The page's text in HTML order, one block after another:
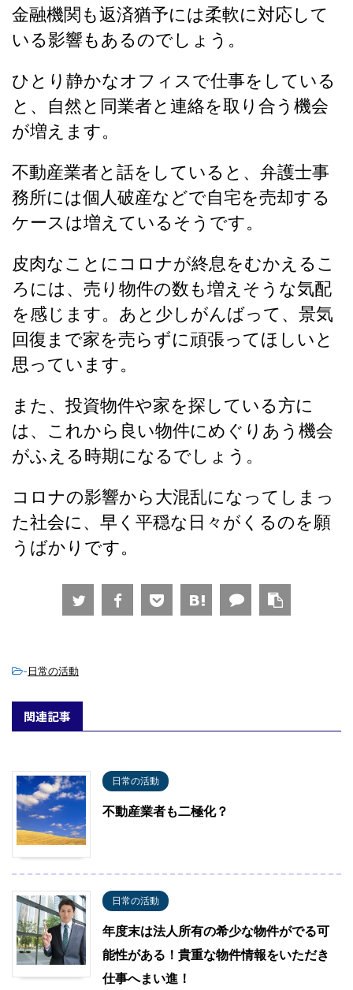
金融機関も返済猶予には柔軟に対応して
いる影響もあるのでしょう。
ひとり静かなオフィスで仕事をしている
と、自然と同業者と連絡を取り合う機会
が増えます。
不動産業者と話をしていると、弁護士事
務所には個人破産などで自宅を売却する
ケースは増えているそうです。
皮肉なことにコロナが終息をむかえるこ
ろには、売り物件の数も増えそうな気配
を感じます。あと少しがんばって、景気
回復まで家を売らずに頑張ってほしいと
思っています。
また、投資物件や家を探している方に
は、これから良い物件にめぐりあう機会
がふえる時期になるでしょう。
コロナの影響から大混乱になってしまっ
た社会に、早く平穏な日々がくるのを願
うばかりです。
-日常の活動
関連記事
日常の活動
不動産業者も二極化？
日常の活動
年度末は法人所有の希少な物件がでる可
能性がある！貴重な物件情報をいただき
仕事へまい進！